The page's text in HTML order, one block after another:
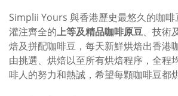
Simplii Yours 與香港歷史最悠久的咖啡
灌注齊全的上等及精品咖啡原豆、技術
焙及拼配咖啡豆，每天新鮮烘焙出香港咖
由挑選、烘焙以至所有烘焙程序，全程
啡人的努力和熱誠，希望每顆咖啡豆都